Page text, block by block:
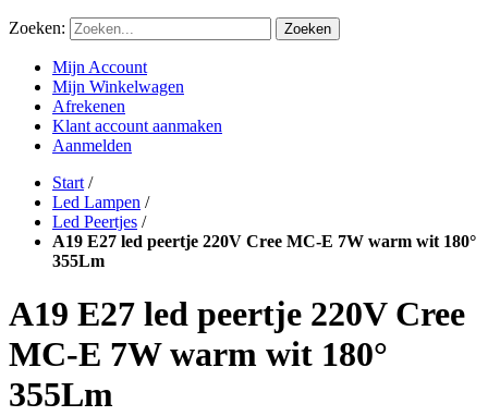
Zoeken: Zoeken
Mijn Account
Mijn Winkelwagen
Afrekenen
Klant account aanmaken
Aanmelden
Start /
Led Lampen /
Led Peertjes /
A19 E27 led peertje 220V Cree MC-E 7W warm wit 180°
355Lm
A19 E27 led peertje 220V Cree
MC-E 7W warm wit 180°
355Lm